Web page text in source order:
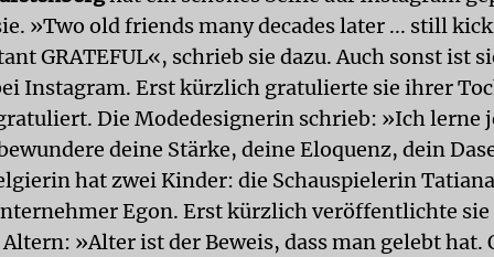
»Two old friends many decades later ... still
GRATEFUL«, schrieb sie dazu. Auch sonst ist
Instagram. Erst kürzlich gratulierte sie ihrer
Die Modedesignerin schrieb: »Ich lerne
deine Stärke, deine Eloquenz, dein
hat zwei Kinder: die Schauspielerin
Egon. Erst kürzlich veröffentlichte sie
»Alter ist der Beweis, dass man gelebt hat.